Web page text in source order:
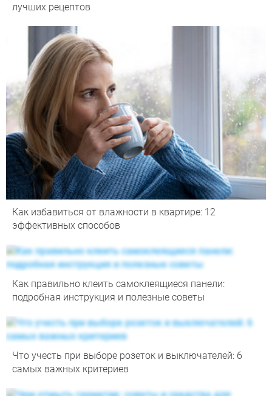
лучших рецептов
Как избавиться от влажности в квартире: 12
эффективных способов
Как правильно клеить самоклеящиеся панели:
подробная инструкция и полезные советы
Что учесть при выборе розеток и выключателей: 6
самых важных критериев